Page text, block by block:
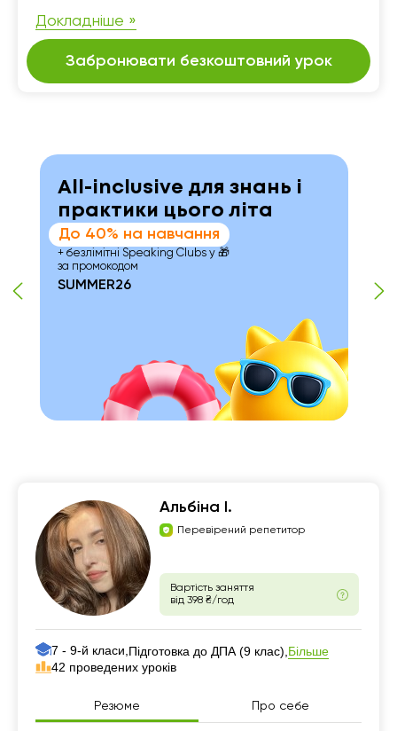
Докладніше »
Забронювати безкоштовний урок
All-inclusive для знань і
практики цього літа
До 40% на навчання
+ безлімітні Speaking Clubs у 🎁
за промокодом
SUMMER26
Альбіна І.
Перевірений репетитор
Вартість заняття
від 398 ₴/год
7 - 9-й класи, Підготовка до ДПА (9 клас), Більше
42 проведених уроків
Резюме Про себе